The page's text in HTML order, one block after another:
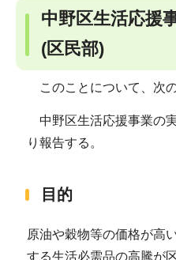
中野区生活応援
(区民部)
このことについて、次
中野区生活応援事業の
り報告する。
目的
原油や穀物等の価格が高
する生活必需品の高騰が